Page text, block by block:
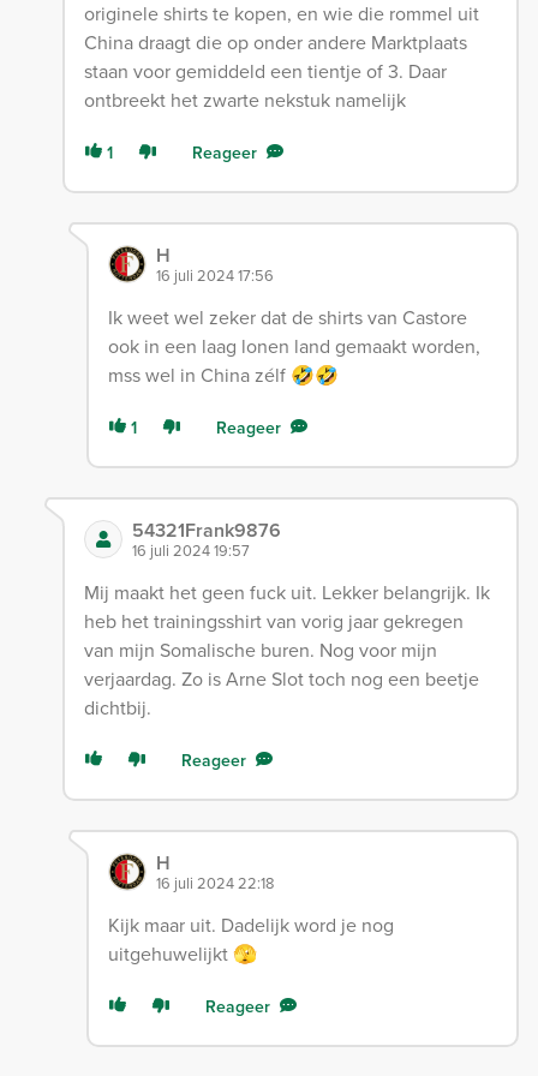
originele shirts te kopen, en wie die rommel uit
China draagt die op onder andere Marktplaats
staan voor gemiddeld een tientje of 3. Daar
ontbreekt het zwarte nekstuk namelijk
1 Reageer
H
16 juli 2024 17:56
Ik weet wel zeker dat de shirts van Castore
ook in een laag lonen land gemaakt worden,
mss wel in China zélf 🤣🤣
1 Reageer
54321Frank9876
16 juli 2024 19:57
Mij maakt het geen fuck uit. Lekker belangrijk. Ik
heb het trainingsshirt van vorig jaar gekregen
van mijn Somalische buren. Nog voor mijn
verjaardag. Zo is Arne Slot toch nog een beetje
dichtbij.
Reageer
H
16 juli 2024 22:18
Kijk maar uit. Dadelijk word je nog
uitgehuwelijkt 🫣
Reageer